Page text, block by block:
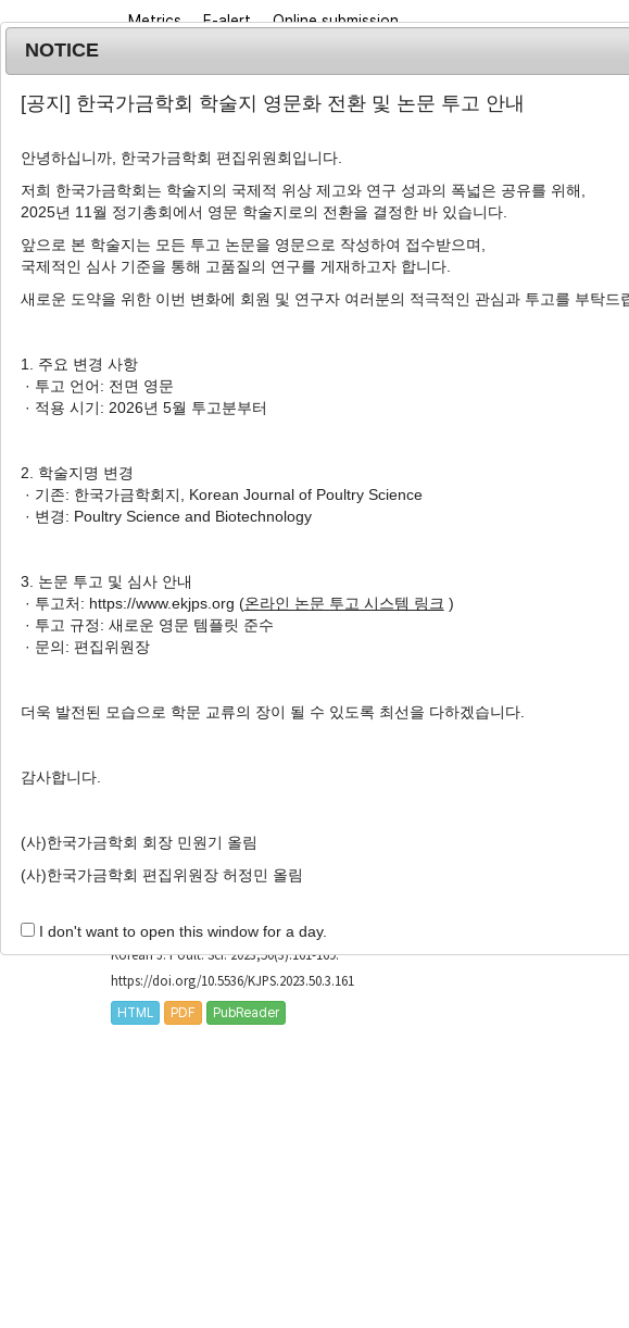
Metrics E-alert Online submission
Journal info Browse articles
Author: June Hyeok Yoon
2 Articles are founded.
육계 사료 내 삼채뿌리분말 첨가가 장내 미생물 및 장관면역에 미치
Woonhak Ji , Inho Cho
Yoon
Korean J. Poult. Sci. 2023;50(3):171-185.
Effect of Supplementation of
on Growth Performance and
육계 사료 내 삼채( Allium hookeri
이채원, 윤준혁, 안수현, 조인호, 공창수
Korean J. Poult. Sci. 2023;50(3):161-169.
https://doi.org/10.5536/KJPS.2023.50.3.161
HTML PDF PubReader
NOTICE
[공지] 한국가금학회 학술지 영문화 전환 및 논문 투고 안내
안녕하십니까, 한국가금학회 편집위원회입니다.
저희 한국가금학회는 학술지의 국제적 위상 제고와 연구 성과의 폭넓은 공유를 위해,
2025년 11월 정기총회에서 영문 학술지로의 전환을 결정한 바 있습니다.
앞으로 본 학술지는 모든 투고 논문을 영문으로 작성하여 접수받으며,
국제적인 심사 기준을 통해 고품질의 연구를 게재하고자 합니다.
새로운 도약을 위한 이번 변화에 회원 및 연구자 여러분의 적극적인 관심과 투고를 부탁드
1. 주요 변경 사항
· 투고 언어: 전면 영문
· 적용 시기: 2026년 5월 투고분부터
2. 학술지명 변경
· 기존: 한국가금학회지, Korean Journal of Poultry Science
· 변경: Poultry Science and Biotechnology
3. 논문 투고 및 심사 안내
· 투고처: https://www.ekjps.org (온라인 논문 투고 시스템 링크 )
· 투고 규정: 새로운 영문 템플릿 준수
· 문의: 편집위원장
더욱 발전된 모습으로 학문 교류의 장이 될 수 있도록 최선을 다하겠습니다.
감사합니다.
(사)한국가금학회 회장 민원기 올림
(사)한국가금학회 편집위원장 허정민 올림
I don't want to open this window for a day.